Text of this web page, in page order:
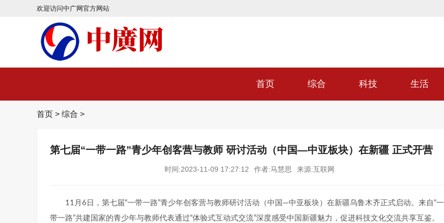
欢迎访问中广网官方网站
首页 综合 科技 生活
首页 > 综合 >
第七届“一带一路”青少年创客营与教师 研讨活动（中国—中亚板块）在新疆 正式开营
时间:2023-11-09 17:27:12 作者:马慧思 来源:互联网
11月6日，第七届“一带一路”青少年创客营与教师研讨活动（中国—中亚板块）在新疆乌鲁木齐正式启动。来自“一
带一路”共建国家的青少年与教师代表通过“体验式互动式交流”深度感受中国新疆魅力，促进科技文化交流共享互鉴。